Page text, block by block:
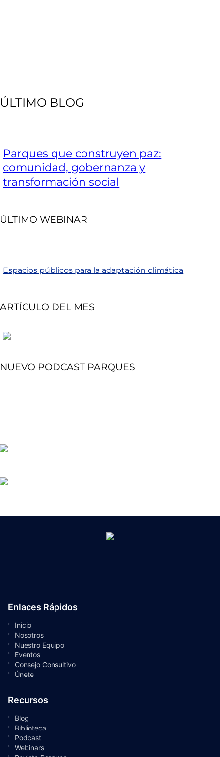
ÚLTIMO BLOG
Parques que construyen paz:
comunidad, gobernanza y
transformación social
ÚLTIMO WEBINAR
Espacios públicos para la adaptación climática
ARTÍCULO DEL MES
NUEVO PODCAST PARQUES
Enlaces Rápidos
Inicio
Nosotros
Nuestro Equipo
Eventos
Consejo Consultivo
Únete
Recursos
Blog
Biblioteca
Podcast
Webinars